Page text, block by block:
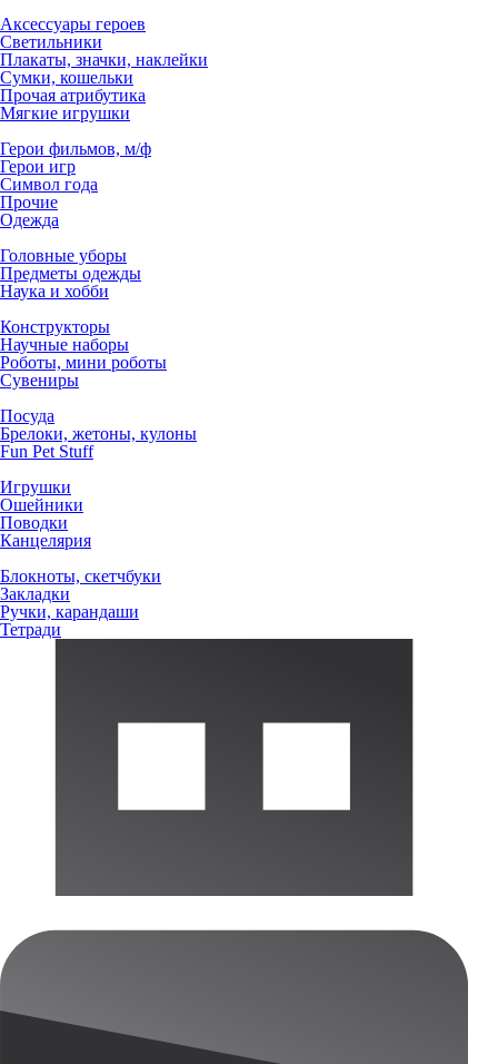
Аксессуары героев
Светильники
Плакаты, значки, наклейки
Сумки, кошельки
Прочая атрибутика
Мягкие игрушки
Герои фильмов, м/ф
Герои игр
Символ года
Прочие
Одежда
Головные уборы
Предметы одежды
Наука и хобби
Конструкторы
Научные наборы
Роботы, мини роботы
Сувениры
Посуда
Брелоки, жетоны, кулоны
Fun Pet Stuff
Игрушки
Ошейники
Поводки
Канцелярия
Блокноты, скетчбуки
Закладки
Ручки, карандаши
Тетради